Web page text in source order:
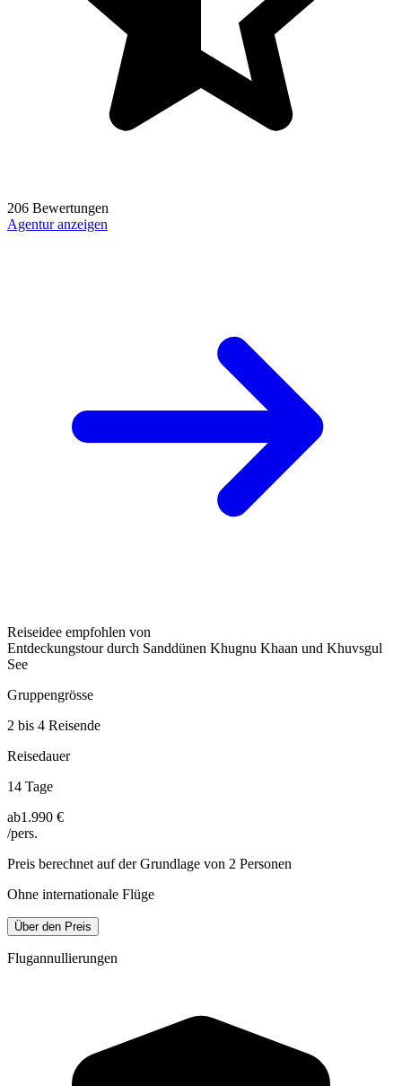
206 Bewertungen
Agentur anzeigen
Reiseidee empfohlen von
Entdeckungstour durch Sanddünen Khugnu Khaan und Khuvsgul
See
Gruppengrösse
2 bis 4 Reisende
Reisedauer
14 Tage
ab1.990 €
/pers.
Preis berechnet auf der Grundlage von 2 Personen
Ohne internationale Flüge
Über den Preis
Flugannullierungen